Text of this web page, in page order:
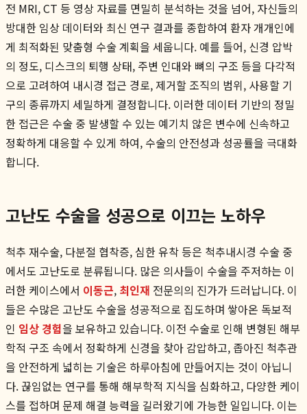
전 MRI, CT 등 영상 자료를 면밀히 분석하는 것을 넘어, 자신들의
방대한 임상 데이터와 최신 연구 결과를 종합하여 환자 개개인에
게 최적화된 맞춤형 수술 계획을 세웁니다. 예를 들어, 신경 압박
의 정도, 디스크의 퇴행 상태, 주변 인대와 뼈의 구조 등을 다각적
으로 고려하여 내시경 접근 경로, 제거할 조직의 범위, 사용할 기
구의 종류까지 세밀하게 결정합니다. 이러한 데이터 기반의 정밀
한 접근은 수술 중 발생할 수 있는 예기치 않은 변수에 신속하고
정확하게 대응할 수 있게 하여, 수술의 안전성과 성공률을 극대화
합니다.
고난도 수술을 성공으로 이끄는 노하우
척추 재수술, 다분절 협착증, 심한 유착 등은 척추내시경 수술 중
에서도 고난도로 분류됩니다. 많은 의사들이 수술을 주저하는 이
러한 케이스에서 이동근, 최인재 전문의의 진가가 드러납니다. 이
들은 수많은 고난도 수술을 성공적으로 집도하며 쌓아온 독보적
인 임상 경험을 보유하고 있습니다. 이전 수술로 인해 변형된 해부
학적 구조 속에서 정확하게 신경을 찾아 감압하고, 좁아진 척추관
을 안전하게 넓히는 기술은 하루아침에 만들어지는 것이 아닙니
다. 끊임없는 연구를 통해 해부학적 지식을 심화하고, 다양한 케이
스를 접하며 문제 해결 능력을 길러왔기에 가능한 일입니다. 이는